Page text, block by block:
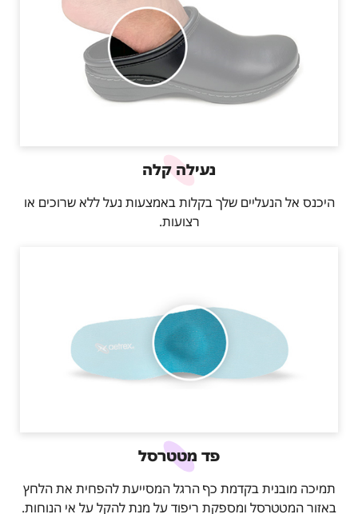
נעילה קלה
היכנס אל הנעליים שלך בקלות באמצעות נעל ללא שרוכים או
רצועות.
פד מטטרסל
תמיכה מובנית בקדמת כף הרגל המסייעת להפחית את הלחץ
באזור המטטרסל ומספקת ריפוד על מנת להקל על אי הנוחות.